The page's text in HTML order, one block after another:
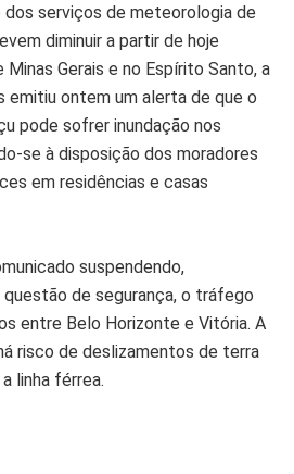
dos serviços de meteorologia de
diminuir a partir de hoje
Gerais e no Espírito Santo, a
emitiu ontem um alerta de que o
pode sofrer inundação nos
se à disposição dos moradores
em residências e casas
suspendendo,
de segurança, o tráfego
entre Belo Horizonte e Vitória. A
risco de deslizamentos de terra
linha férrea.